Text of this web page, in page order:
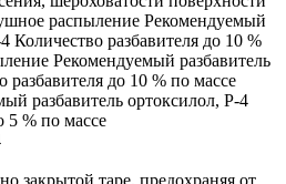
распыление Рекомендуемый
Количество разбавителя до 10 %
Рекомендуемый разбавитель
разбавителя до 10 % по массе
разбавитель ортоксилол, Р-4
5 % по массе
закрытой таре, предохраняя от